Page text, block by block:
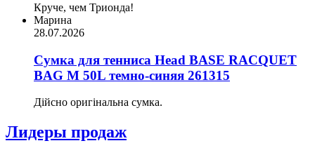
Круче, чем Трионда!
Марина
28.07.2026
Сумка для тенниса Head BASE RACQUET
BAG M 50L темно-синяя 261315
Дійсно оригінальна сумка.
Лидеры продаж